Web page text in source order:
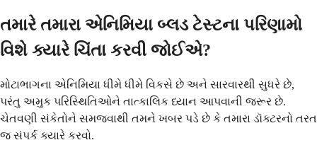
તમારે તમારા એનિમિયા બ્લડ ટેસ્ટના પરિણામો
વિશે ક્યારે ચિંતા કરવી જોઈએ?
મોટાભાગના એનિમિયા ધીમે ધીમે વિકસે છે અને સારવારથી સુધરે છે,
પરંતુ અમુક પરિસ્થિતિઓને તાત્કાલિક ધ્યાન આપવાની જરૂર છે.
ચેતવણી સંકેતોને સમજવાથી તમને ખબર પડે છે કે તમારા ડૉક્ટરનો તરત
જ સંપર્ક ક્યારે કરવો.